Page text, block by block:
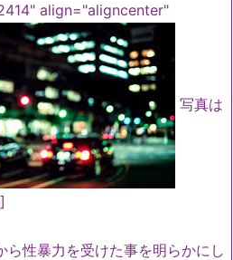
align="aligncenter"
写真は
ら性暴力を受けた事を明らかにし